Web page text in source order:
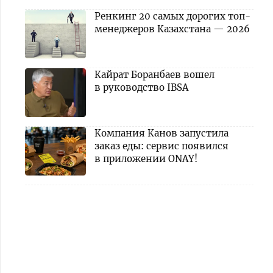
Ренкинг 20 самых дорогих топ-
менеджеров Казахстана — 2026
Кайрат Боранбаев вошел
в руководство IBSA
Компания Канов запустила
заказ еды: сервис появился
в приложении ONAY!